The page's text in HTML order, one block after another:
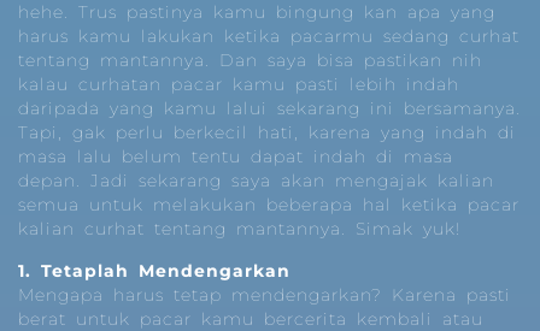
hehe. Trus pastinya kamu bingung kan apa yang
harus kamu lakukan ketika pacarmu sedang curhat
tentang mantannya. Dan saya bisa pastikan nih
kalau curhatan pacar kamu pasti lebih indah
daripada yang kamu lalui sekarang ini bersamanya.
Tapi, gak perlu berkecil hati, karena yang indah di
masa lalu belum tentu dapat indah di masa
depan. Jadi sekarang saya akan mengajak kalian
semua untuk melakukan beberapa hal ketika pacar
kalian curhat tentang mantannya. Simak yuk!
1. Tetaplah Mendengarkan
Mengapa harus tetap mendengarkan? Karena pasti
berat untuk pacar kamu bercerita kembali atau